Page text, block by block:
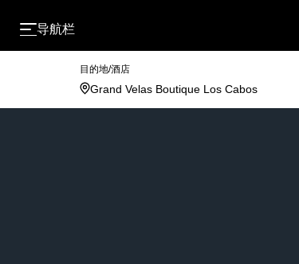
导航栏
目的地/酒店